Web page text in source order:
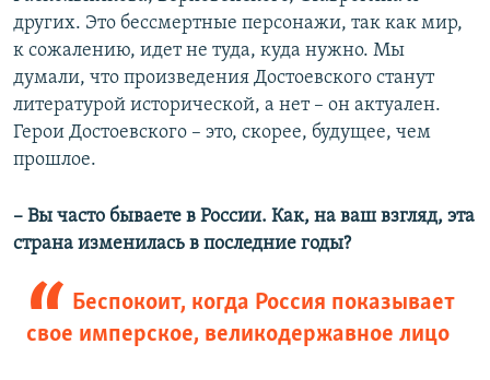
других. Это бессмертные персонажи, так как мир,
к сожалению, идет не туда, куда нужно. Мы
думали, что произведения Достоевского станут
литературой исторической, а нет – он актуален.
Герои Достоевского – это, скорее, будущее, чем
прошлое.
– Вы часто бываете в России. Как, на ваш взгляд, эта
страна изменилась в последние годы?
Беспокоит, когда Россия показывает
свое имперское, великодержавное лицо